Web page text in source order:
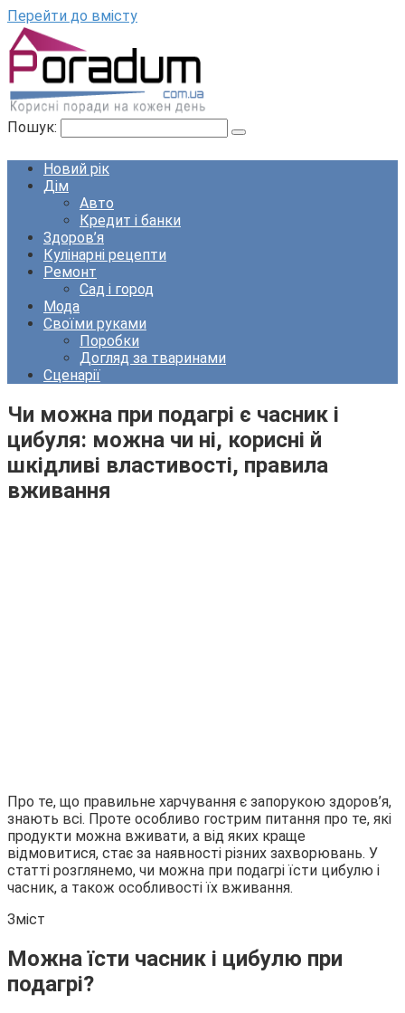
Перейти до вмісту
Пошук:
Новий рік
Дім
Авто
Кредит і банки
Здоров’я
Кулінарні рецепти
Ремонт
Сад і город
Мода
Своїми руками
Поробки
Догляд за тваринами
Сценарії
Чи можна при подагрі є часник і
цибуля: можна чи ні, корисні й
шкідливі властивості, правила
вживання
Про те, що правильне харчування є запорукою здоров’я,
знають всі. Проте особливо гострим питання про те, які
продукти можна вживати, а від яких краще
відмовитися, стає за наявності різних захворювань. У
статті розглянемо, чи можна при подагрі їсти цибулю і
часник, а також особливості їх вживання.
Зміст
Можна їсти часник і цибулю при
подагрі?